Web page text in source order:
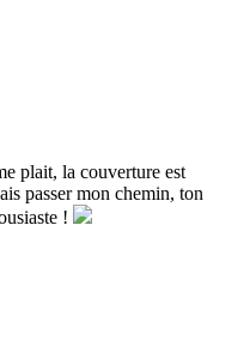
plait, la couverture est
passer mon chemin, ton
!